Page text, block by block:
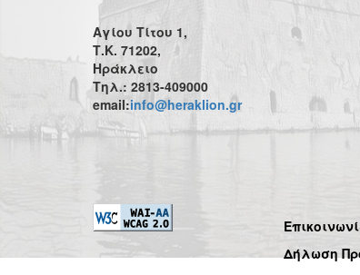
Αγίου Τίτου 1,
Τ.Κ. 71202,
Ηράκλειο
Τηλ.: 2813-409000
email:info@heraklion.gr
Δήλωση